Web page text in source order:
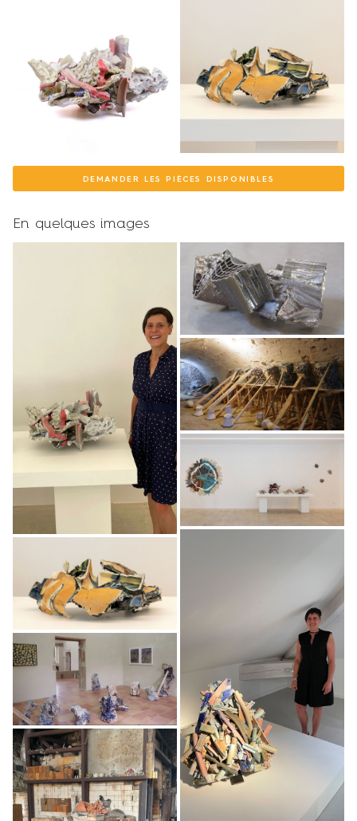
DEMANDER LES PIÈCES DISPONIBLES
En quelques images